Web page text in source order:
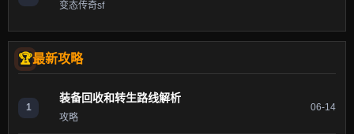
变态传奇sf
最新攻略
1
装备回收和转生路线解析
攻略
06-14